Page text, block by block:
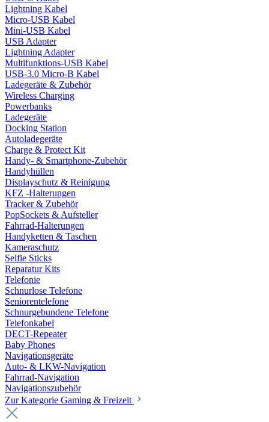
Lightning Kabel
Micro-USB Kabel
Mini-USB Kabel
USB Adapter
Lightning Adapter
Multifunktions-USB Kabel
USB-3.0 Micro-B Kabel
Ladegeräte & Zubehör
Wireless Charging
Powerbanks
Ladegeräte
Docking Station
Autoladegeräte
Charge & Protect Kit
Handy- & Smartphone-Zubehör
Handyhüllen
Displayschutz & Reinigung
KFZ -Halterungen
Tracker & Zubehör
PopSockets & Aufsteller
Fahrrad-Halterungen
Handyketten & Taschen
Kameraschutz
Selfie Sticks
Reparatur Kits
Telefonie
Schnurlose Telefone
Seniorentelefone
Schnurgebundene Telefone
Telefonkabel
DECT-Repeater
Baby Phones
Navigationsgeräte
Auto- & LKW-Navigation
Fahrrad-Navigation
Navigationszubehör
Zur Kategorie Gaming & Freizeit